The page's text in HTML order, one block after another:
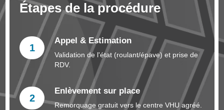
Étapes de la procédure
1
Appel & Estimation
Validation de l'état (roulant/épave) et prise de
RDV.
2
Enlèvement sur place
Remorquage gratuit vers le centre VHU agréé.